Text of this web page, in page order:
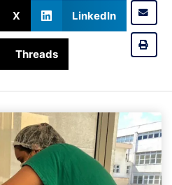
X LinkedIn
Threads